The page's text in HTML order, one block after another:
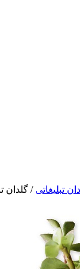
تبلیغاتی / گلدان